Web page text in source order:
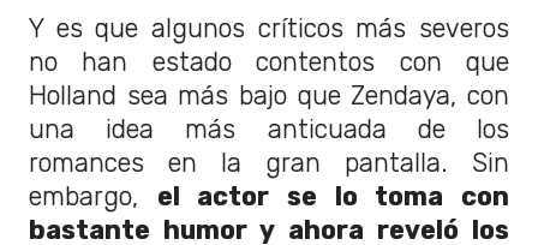
Y es que algunos críticos más severos
no han estado contentos con que
Holland sea más bajo que Zendaya, con
una idea más anticuada de los
romances en la gran pantalla. Sin
embargo, el actor se lo toma con
bastante humor y ahora reveló los